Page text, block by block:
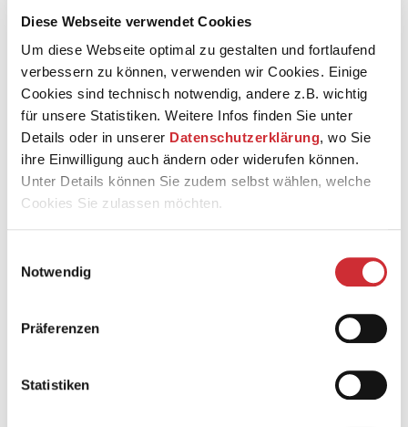
Diese Webseite verwendet Cookies
Um diese Webseite optimal zu gestalten und fortlaufend
verbessern zu können, verwenden wir Cookies. Einige
Cookies sind technisch notwendig, andere z.B. wichtig
für unsere Statistiken. Weitere Infos finden Sie unter
Details oder in unserer Datenschutzerklärung, wo Sie
ihre Einwilligung auch ändern oder widerufen können.
Unter Details können Sie zudem selbst wählen, welche
Cookies Sie zulassen möchten.
Notwendig
Präferenzen
Statistiken
© Klara Leschanz
Friederike Wrobel studierte zunächst Philosophie,
Germanistik und Gesangspädagogik in Berlin, bevor sie
sich ihrem Gesangsstudium bei Prof. Anne
Schwanewilms an der Hochschule für Musik FRANZ
Barockgesang bei Roberta Invernizzi an der Kunst- und
Privatuniversität der Stadt Wien.
erste Bühnenerfahrungen: 2024 war sie im Theater
Rudolstadt als Marcellina in Wolfgang A. Mozarts »Le
Kammeroper »The Yellow Wallpaper« von Grace-